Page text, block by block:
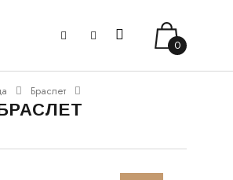
0
Браслет